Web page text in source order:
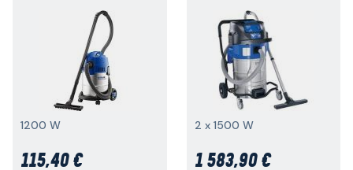
1200 W
115,40 €
2 x 1500 W
1 583,90 €